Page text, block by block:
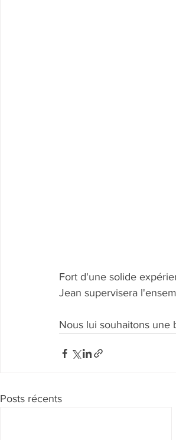
Fort d'une solide
Jean supervisera
Nous lui souhaitons une
Posts récents